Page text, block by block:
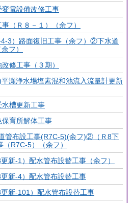
変電設備改修工事
（Ｒ８－１）（余フ）
3）路面復旧工事（余フ）②下水道
フ）
修工事（３期）
平瀬浄水場塩素混和池流入流量計更新
水槽更新工事
保育所解体工事
管布設工事(R7C-5)(余フ)②（Ｒ8下
R7C-5）（余フ）
新-1）配水管布設替工事（余フ）
新-4）配水管布設替工事
更新-101）配水管布設替工事